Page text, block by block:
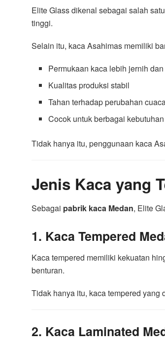
Elite Glass dikenal sebagai salah satu
tinggi.
Selain itu, kaca Asahimas memiliki
Permukaan kaca lebih jernih
Kualitas produksi stabil
Tahan terhadap perubahan
Cocok untuk berbagai
Tidak hanya itu, penggunaan kaca
Jenis Kaca yang
Sebagai pabrik kaca Medan, Elite
1. Kaca Tempered
Kaca tempered memiliki kekuatan
benturan.
Tidak hanya itu, kaca tempered yang
2. Kaca Laminated